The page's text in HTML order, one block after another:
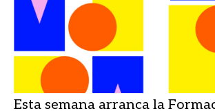
Esta semana arranca la